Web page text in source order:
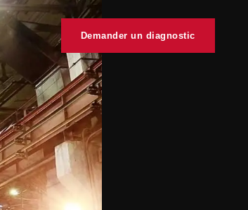
Demander un diagnostic